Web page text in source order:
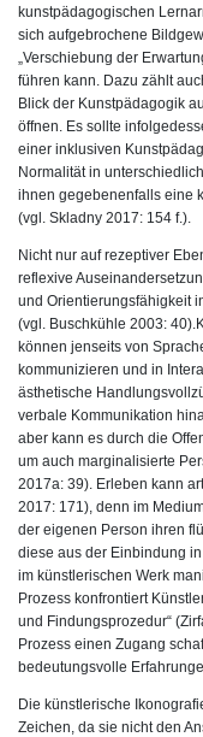
kunstpädagogischen
sich aufgebrochene
„Verschiebung der
führen kann. Dazu zählt
Blick der Kunstpädagogik
öffnen. Es sollte
einer inklusiven
Normalität in
ihnen gegebenenfalls eine
(vgl. Skladny 2017: 154 f.).
Nicht nur auf rezeptiver
reflexive
und Orientierungsfähigkeit
(vgl. Buschkühle 2003:
können jenseits von
kommunizieren und in
ästhetische
verbale Kommunikation
aber kann es durch die
um auch marginalisierte
2017a: 39). Erleben kann
2017: 171), denn im
der eigenen Person ihren
diese aus der Einbindung
im künstlerischen Werk
Prozess konfrontiert
und Findungsprozedur“
Prozess einen Zugang
bedeutungsvolle
Die künstlerische
Zeichen, da sie nicht den